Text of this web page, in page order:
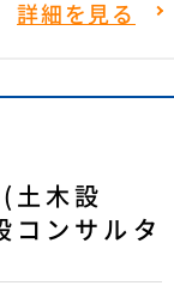
詳細を見る
土木設
コンサルタ